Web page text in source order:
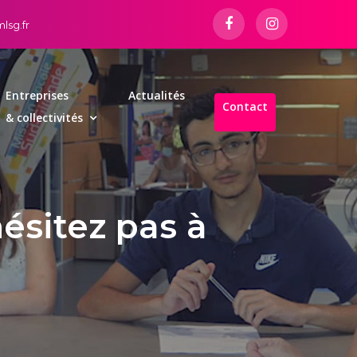
Entreprises
& collectivités
Actualités
Contact
pas à